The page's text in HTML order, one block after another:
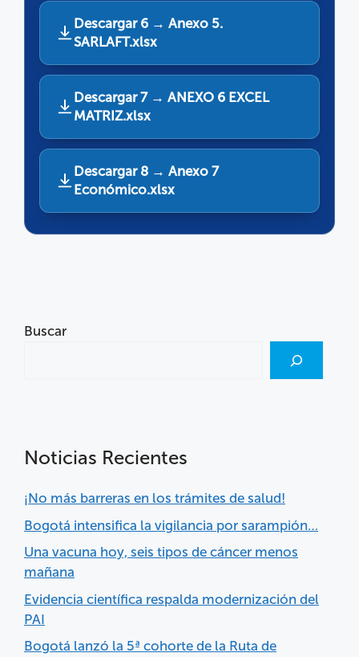
Descargar 6 → Anexo 5.
SARLAFT.xlsx
Descargar 7 → ANEXO 6 EXCEL
MATRIZ.xlsx
Descargar 8 → Anexo 7
Económico.xlsx
Buscar
Noticias Recientes
¡No más barreras en los trámites de salud!
Bogotá intensifica la vigilancia por sarampión…
Una vacuna hoy, seis tipos de cáncer menos
mañana
Evidencia científica respalda modernización del
PAI
Bogotá lanzó la 5ª cohorte de la Ruta de